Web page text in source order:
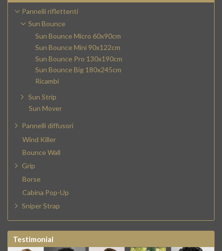
Pannelli riflettenti
Sun Bounce
Sun Bounce Micro 60x90cm
Sun Bounce Mini 90x122cm
Sun Bounce Pro 130x190cm
Sun Bounce Big 180x245cm
Ricambi
Sun Strip
Sun Mover
Pannelli diffusori
Wind Killer
Bounce Wall
Grip
Borse
Cabina Pop-Up
Sniper Strap
Testimonial